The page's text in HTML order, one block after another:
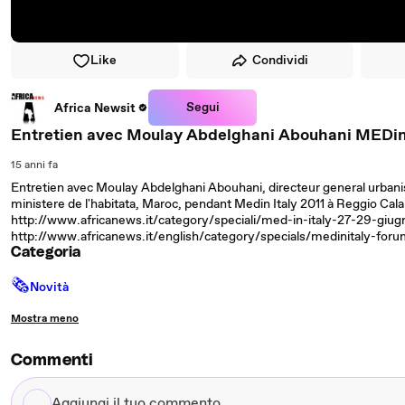
Like Condividi
Africa Newsit Segui
Entretien avec Moulay Abdelghani Abouhani
15 anni fa
Entretien avec Moulay Abdelghani Abouhani, directeur general
ministere de l'habitata, Maroc, pendant Medin Italy 2011 à Reggio
http://www.africanews.it/category/speciali/med-in-italy-27-29-
http://www.africanews.it/english/category/specials/medinitaly-
Categoria
🗞Novità
Mostra meno
Commenti